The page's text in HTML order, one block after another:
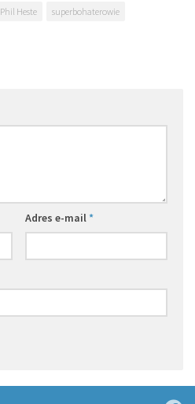
Phil Heste superbohaterowie
Adres e-mail*